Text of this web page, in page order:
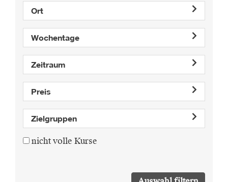
Ort
Wochentage
Zeitraum
Preis
Zielgruppen
nicht volle Kurse